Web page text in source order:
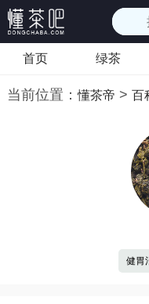
首页 绿茶
当前位置：懂茶帝 > 百
健胃